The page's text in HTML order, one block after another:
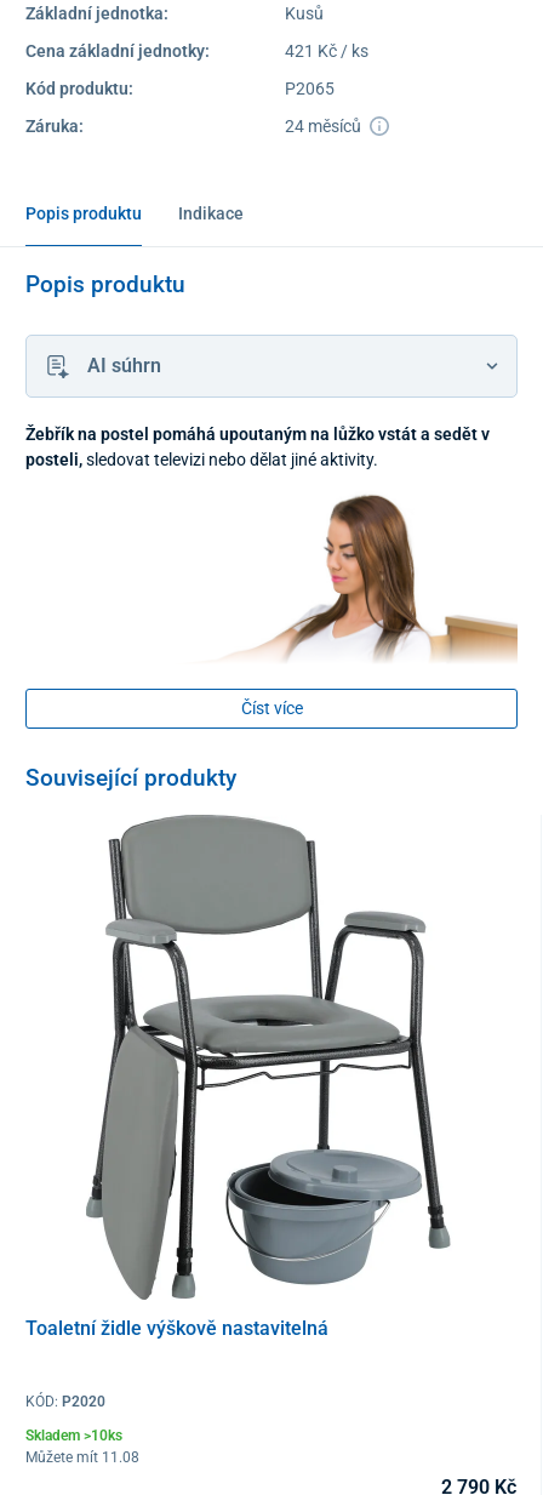
Základní jednotka:
Kusů
Cena základní jednotky:
421 Kč / ks
Kód produktu:
P2065
Záruka:
24 měsíců
Popis produktu Indikace
Popis produktu
AI súhrn
Žebřík na postel pomáhá upoutaným na lůžko vstát a sedět v
posteli,sledovat televizi nebo dělat jiné aktivity.
je vhodný pro ležící pacienty a pro pacienty po úrazu
operaci kteří se nemohou sami posadit a vstát.
Pokud žebřík nepoužíváte, můžete si jej odložit vedle sebe na
okraj postele.
Připojitelná a vhodná pro jakýkoliv typ postele.
Číst více
Související produkty
Toaletní židle výškově nastavitelná
KÓD: P2020
Skladem >10ks
Můžete mít 11.08
2 790 Kč